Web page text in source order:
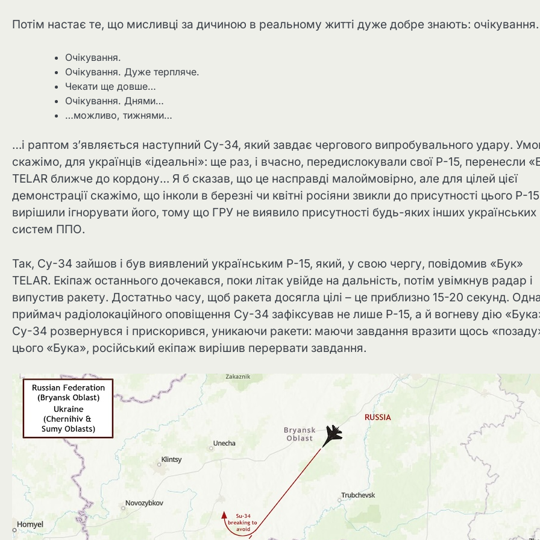
Потім настає те, що мисливці за дичиною в реальному житті дуже добре знають: очікування.
Очікування.
Очікування. Дуже терпляче.
Чекати ще довше…
Очікування. Днями…
…можливо, тижнями…
…і раптом з’являється наступний Су-34, який завдає чергового випробувального удару.
скажімо, для українців «ідеальні»: ще раз, і вчасно, передислокували свої Р-15, перенесли
TELAR ближче до кордону… Я б сказав, що це насправді малоймовірно, але для цілей цієї
демонстрації скажімо, що інколи в березні чи квітні росіяни звикли до присутності цього Р-15
вирішили ігнорувати його, тому що ГРУ не виявило присутності будь-яких інших українських
систем ППО.
Так, Су-34 зайшов і був виявлений українським Р-15, який, у свою чергу, повідомив «Бук»
TELAR. Екіпаж останнього дочекався, поки літак увійде на дальність, потім увімкнув радар і
випустив ракету. Достатньо часу, щоб ракета досягла цілі – це приблизно 15-20 секунд.
приймач радіолокаційного оповіщення Су-34 зафіксував не лише Р-15, а й вогневу дію
Су-34 розвернувся і прискорився, уникаючи ракети: маючи завдання вразити щось
цього «Бука», російський екіпаж вирішив перервати завдання.